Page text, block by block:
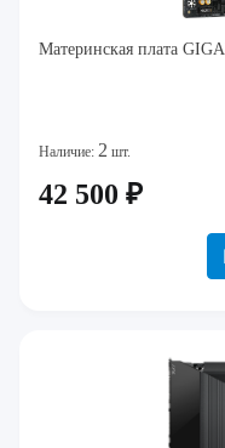
Материнская плата
Наличие: 2 шт.
42 500 ₽